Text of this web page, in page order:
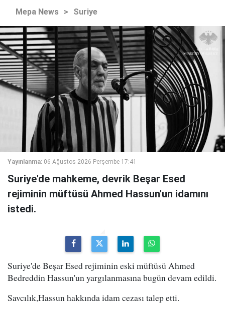
Mepa News > Suriye
Yayınlanma: 06 Ağustos 2026 Perşembe 17:41
Suriye'de mahkeme, devrik Beşar Esed
rejiminin müftüsü Ahmed Hassun'un idamını
istedi.
Suriye'de Beşar Esed rejiminin eski müftüsü Ahmed
Bedreddin Hassun'un yargılanmasına bugün devam edildi.
Savcılık,Hassun hakkında idam cezası talep etti.